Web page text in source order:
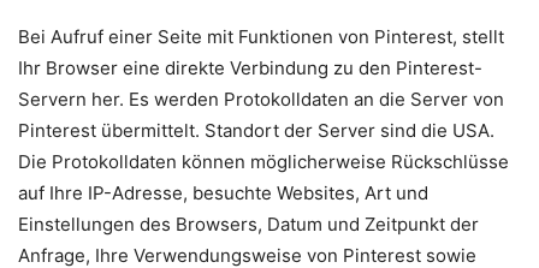
Bei Aufruf einer Seite mit Funktionen von Pinterest, stellt
Ihr Browser eine direkte Verbindung zu den Pinterest-
Servern her. Es werden Protokolldaten an die Server von
Pinterest übermittelt. Standort der Server sind die USA.
Die Protokolldaten können möglicherweise Rückschlüsse
auf Ihre IP-Adresse, besuchte Websites, Art und
Einstellungen des Browsers, Datum und Zeitpunkt der
Anfrage, Ihre Verwendungsweise von Pinterest sowie